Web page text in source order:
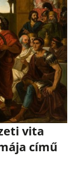
vita
című